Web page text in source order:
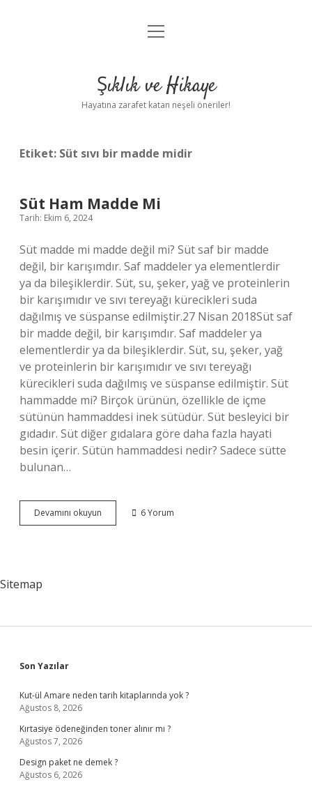
Anasayfa
Yasal Uyarı
menüyü
Şıklık ve Hikaye
Hayatına zarafet katan neşeli öneriler!
Etiket: Süt sıvı bir madde midir
Süt Ham Madde Mi
Tarih: Ekim 6, 2024
Süt madde mi madde değil mi? Süt saf bir madde
değil, bir karışımdır. Saf maddeler ya elementlerdir
ya da bileşiklerdir. Süt, su, şeker, yağ ve proteinlerin
bir karışımıdır ve sıvı tereyağı kürecikleri suda
dağılmış ve süspanse edilmiştir.27 Nisan 2018Süt saf
bir madde değil, bir karışımdır. Saf maddeler ya
elementlerdir ya da bileşiklerdir. Süt, su, şeker, yağ
ve proteinlerin bir karışımıdır ve sıvı tereyağı
kürecikleri suda dağılmış ve süspanse edilmiştir. Süt
hammadde mi? Birçok ürünün, özellikle de içme
sütünün hammaddesi inek sütüdür. Süt besleyici bir
gıdadır. Süt diğer gıdalara göre daha fazla hayati
besin içerir. Sütün hammaddesi nedir? Sadece sütte
bulunan…
Devamını okuyun
Ham
6 Yorum
Sitemap
Sidebar
Son Yazılar
Kut-ül Amare neden tarih kitaplarında yok ?
Ağustos 8, 2026
Kırtasiye ödeneğinden toner alınır mı ?
Ağustos 7, 2026
Design paket ne demek ?
Ağustos 6, 2026